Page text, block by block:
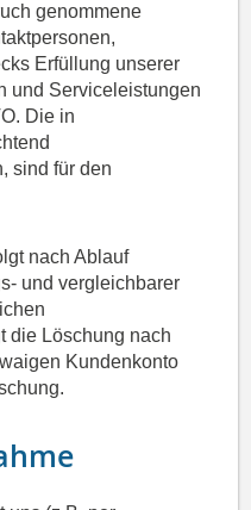
genommene
Erfüllung unserer
und Serviceleistungen
Die in
sind für den
nach Ablauf
und vergleichbarer
die Löschung nach
Kundenkonto